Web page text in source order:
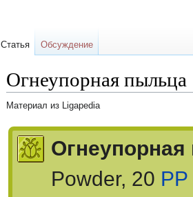
Огнеупорная пыльца
Материал из Ligapedia
Перейти
навигации
Перейти
поиску
Powder, 20 PP
Статья Обсуждение